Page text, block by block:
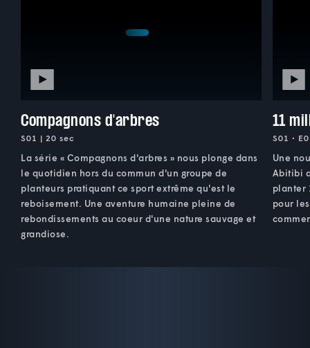
Compagnons d'arbres
S01 | 20 sec
La série « Compagnons d'arbres » nous plonge dans
le quotidien hors du commun d'un groupe de
planteurs pratiquant ce sport extrême qu'est le
reboisement. Une aventure humaine pleine de
rebondissements au coeur d'une nature sauvage et
grandiose.
11
S01 •
Une
Abitibi
planter
pour